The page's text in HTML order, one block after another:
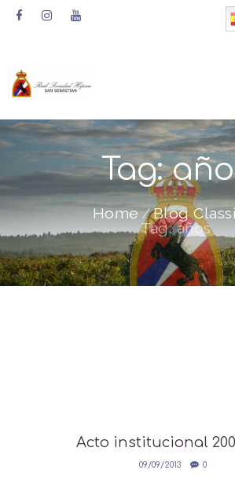
Tag:
Home
Blog
Tag: años
Acto institucional
de Donostia-San
09/09/2013 0